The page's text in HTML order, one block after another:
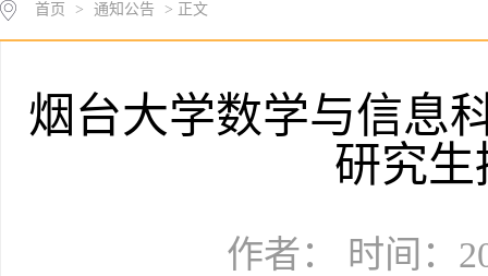
首页 > 通知公告 > 正文
烟台大学数学与信息
研究
作者： 时间：